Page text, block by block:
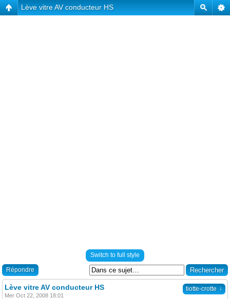
Lève vitre AV conducteur HS
Switch to full style
Répondre
tiotte-crotte ↓
Lève vitre AV conducteur HS
Mer Oct 22, 2008 18:01